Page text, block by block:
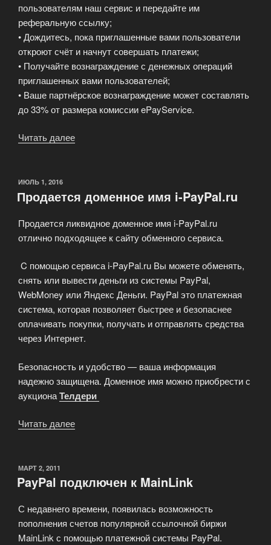
пользователям наш сервис и передайте им
реферальную ссылку;
• Дождитесь, пока приглашенные вами пользователи
откроют счёт и начнут совершать платежи;
• Получайте вознаграждение с денежных операций
приглашенных вами пользователей;
• Ваше партнёрское вознаграждение может составлять
до 33% от размера комиссии ePayService.
Читать далее
ОПУБЛИКОВАНО
ИЮЛЬ 1, 2016
Продается доменное имя i-PayPal.ru
Продается ликвидное доменное имя i-PayPal.ru
отлично подходящее к сайту обменного сервиса.
C помощью сервиса i-PayPal.ru Вы можете обменять,
снять или вывести деньги из системы PayPal,
WebMoney или Яндекс Деньги. PayPal это платежная
система, которая позволяет быстрее и безопаснее
оплачивать покупки, получать и отправлять средства
через Интернет.
Безопасность и удобство — ваша информация
надежно защищена. Доменное имя можно приобрести с
аукционаТелдери
Читать далее
PayPal.ru»
ОПУБЛИКОВАНО
МАРТ 2, 2011
PayPal подключен к MainLink
С недавнего времени, появилась возможность
пополнения счетов популярной ссылочной биржи
MainLink с помощью платежной системы PayPal.